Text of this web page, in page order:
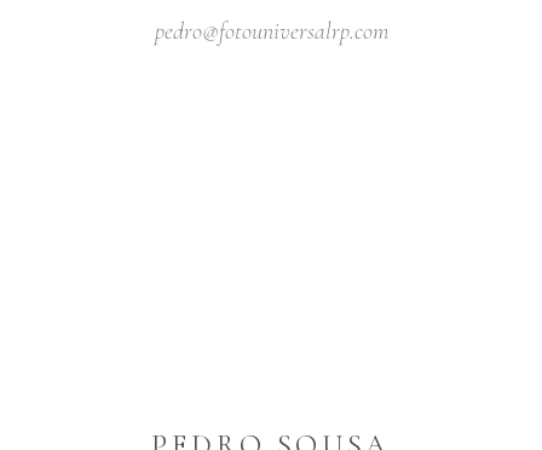
pedro@fotouniversalrp.com